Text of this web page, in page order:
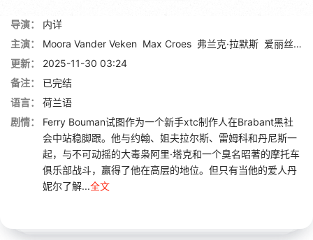
导演：
内详
主演：
Moora Vander Veken Max Croes 弗兰克·拉默斯 爱丽丝·夏普
更新：
2025-11-30 03:24
备注：
已完结
语言：
荷兰语
剧情：
Ferry Bouman试图作为一个新手xtc制作人在Brabant黑社
会中站稳脚跟。他与约翰、姐夫拉尔斯、雷姆科和丹尼斯一
起，与不可动摇的大毒枭阿里·塔克和一个臭名昭著的摩托车
俱乐部战斗，赢得了他在高层的地位。但只有当他的爱人丹
妮尔了解...全文